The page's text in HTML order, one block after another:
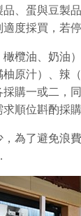
品、蛋與豆
度採買，若
欖油、奶油
柚原汁）、辣
採購一或二，
順位斟酌採購
為了避免浪